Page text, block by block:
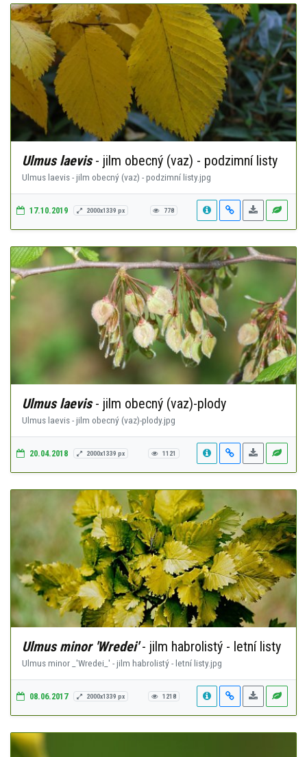
Ulmus laevis- jilm obecný (vaz) - podzimní listy
Ulmus laevis - jilm obecný (vaz) - podzimní listy.jpg
17.10.2019 2000x1339 px 778
Ulmus laevis- jilm obecný (vaz)-plody
Ulmus laevis - jilm obecný (vaz)-plody.jpg
20.04.2018 2000x1339 px 1121
Ulmus minor 'Wredei'- jilm habrolistý - letní listy
Ulmus minor _'Wredei_' - jilm habrolistý - letní listy.jpg
08.06.2017 2000x1339 px 1218